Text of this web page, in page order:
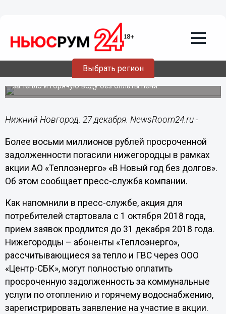
Выбрать регион
Более восьми миллионов рублей
просроченной задолженности
погасили нижегородцы в рамках акции
Теплоэнерго «В Новый год без долгов»
До 31 декабря можно успеть погасить задолженность
за тепло и горячую воду без оплаты пени.
Нижний Новгород. 27 декабря. NewsRoom24.ru -
Более восьми миллионов рублей просроченной
задолженности погасили нижегородцы в рамках
акции АО «Теплоэнерго» «В Новый год без долгов».
Об этом сообщает пресс-служба компании.
Как напомнили в пресс-службе, акция для
потребителей стартовала с 1 октября 2018 года,
прием заявок продлится до 31 декабря 2018 года.
Нижегородцы – абоненты «Теплоэнерго»,
рассчитывающиеся за тепло и ГВС через ООО
«Центр-СБК», могут полностью оплатить
просроченную задолженность за коммунальные
услуги по отоплению и горячему водоснабжению,
зарегистрировать заявление на участие в акции.